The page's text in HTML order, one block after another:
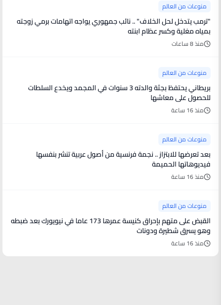
منوعات من العالم
"ترمب يتدخل لحل الخلاف" .. نائب جمهوري يواجه اتهامات برمي زوجته
بمياه مغلية وكسر عظام ابنته
منذ 8 ساعات
منوعات من العالم
بريطاني يحتفظ بجثة والدته 3 سنوات في المجمد ويخدع السلطات
للحصول على معاشها
منذ 16 ساعة
منوعات من العالم
بعد تعرضها للابتزاز .. نجمة فرنسية من أصول عربية تنشر بنفسها
فيديوهاتها الحميمة
منذ 16 ساعة
منوعات من العالم
القبض على متهم بإحراق كنيسة عمرها 173 عاما في نيويورك بعد ضبطه
وهو يسرق شطيرة ودونات
منذ 16 ساعة